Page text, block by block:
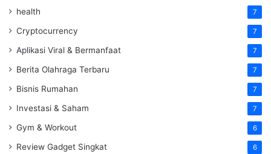
health 7
Cryptocurrency 7
Aplikasi Viral & Bermanfaat 7
Berita Olahraga Terbaru 7
Bisnis Rumahan 7
Investasi & Saham 7
Gym & Workout 6
Review Gadget Singkat 6